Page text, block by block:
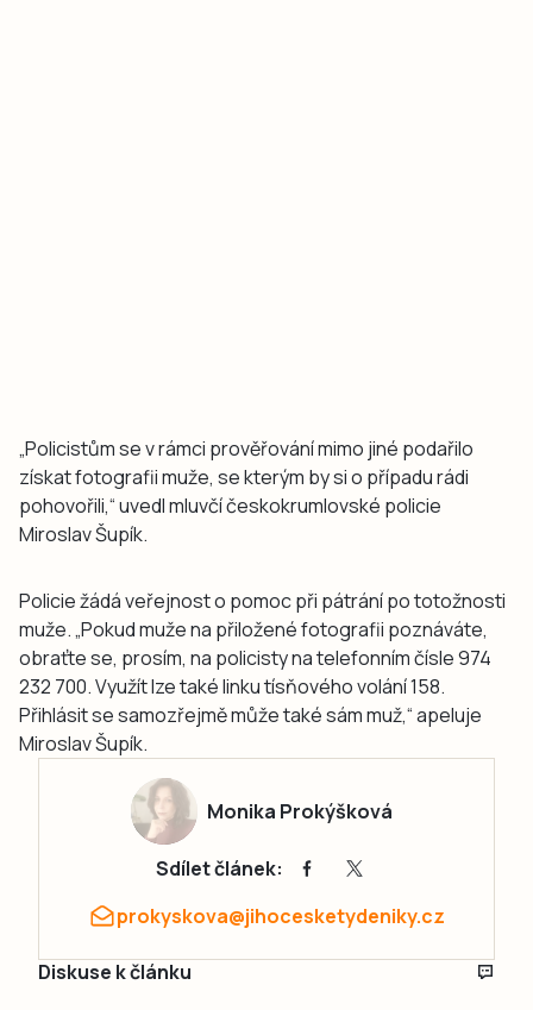
„Policistům se v rámci prověřování mimo jiné podařilo
získat fotografii muže, se kterým by si o případu rádi
pohovořili,“ uvedl mluvčí českokrumlovské policie
Miroslav Šupík.
Policie žádá veřejnost o pomoc při pátrání po totožnosti
muže. „Pokud muže na přiložené fotografii poznáváte,
obraťte se, prosím, na policisty na telefonním čísle 974
232 700. Využít lze také linku tísňového volání 158.
Přihlásit se samozřejmě může také sám muž,“ apeluje
Miroslav Šupík.
Monika Prokýšková
Sdílet článek:
prokyskova@jihocesketydeniky.cz
Diskuse k článku